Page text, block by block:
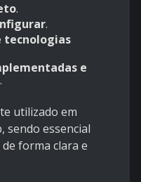
.
.
tecnologias
e
.
utilizado em
sendo essencial
forma clara e